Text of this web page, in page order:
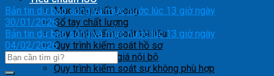
Mục tiêu chất lượng
Sổ tay chất lượng
Quy trình kiểm soát tài liệu
Quy trình kiểm soát hồ sơ
Quy trình đánh giá nội bộ
Quy trình kiểm soát sự không phù hợp
Bản tin dự báo sóng và mực nước lúc 13 giờ ngày
30/01/2026
Bản tin dự báo sóng và mực nước lúc 13 giờ ngày
04/02/2026